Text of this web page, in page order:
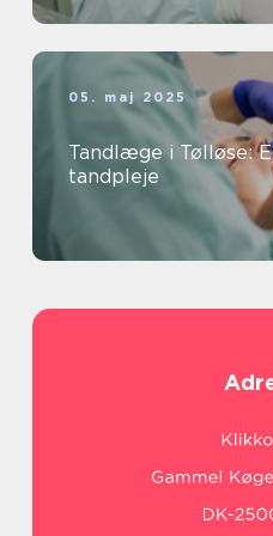
05. maj 2025
Tandlæge i Tølløse:
tandpleje